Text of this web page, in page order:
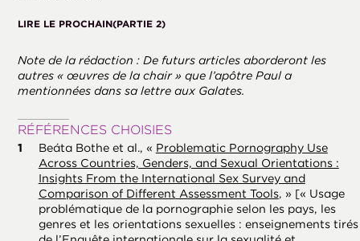
LIRE LE PROCHAIN(PARTIE 2)
Note de la rédaction : De futurs articles aborderont les
autres « œuvres de la chair » que l’apôtre Paul a
mentionnées dans sa lettre aux Galates.
RÉFÉRENCES CHOISIES
Beáta Bőthe et al., « Problematic Pornography Use
Across Countries, Genders, and Sexual Orientations :
Insights From the International Sex Survey and
Comparison of Different Assessment Tools, » [« Usage
problématique de la pornographie selon les pays, les
genres et les orientations sexuelles : enseignements tirés